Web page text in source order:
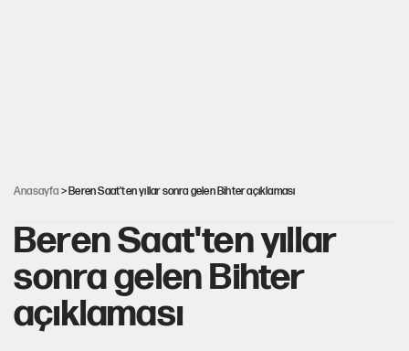
Anasayfa > Beren Saat'ten yıllar sonra gelen Bihter açıklaması
Beren Saat'ten yıllar
sonra gelen Bihter
açıklaması